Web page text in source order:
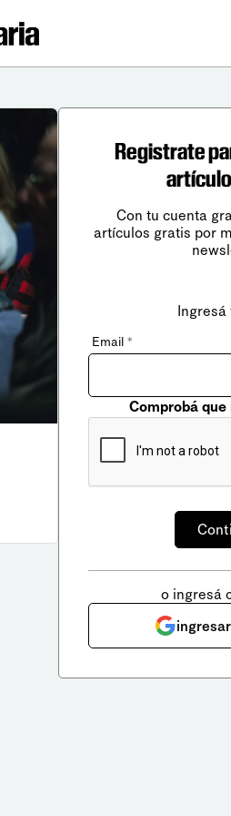
Registrate
Con tu cuenta
artículos gratis por
Ingresá
Email *
Comprobá
o ingresá